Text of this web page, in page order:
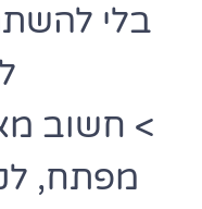
בלי
> חשוב
מפתח,